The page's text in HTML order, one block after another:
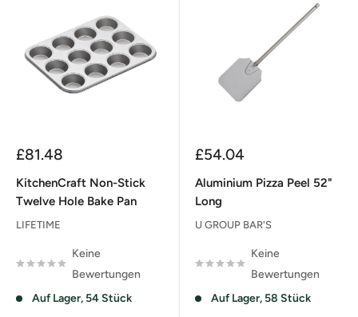
Sonderpreis
£81.48
KitchenCraft Non-Stick
Twelve Hole Bake Pan
LIFETIME
Keine
Bewertungen
Auf Lager, 54 Stück
Sonderpreis
£54.04
Aluminium Pizza Peel 52"
Long
U GROUP BAR'S
Keine
Bewertungen
Auf Lager, 58 Stück